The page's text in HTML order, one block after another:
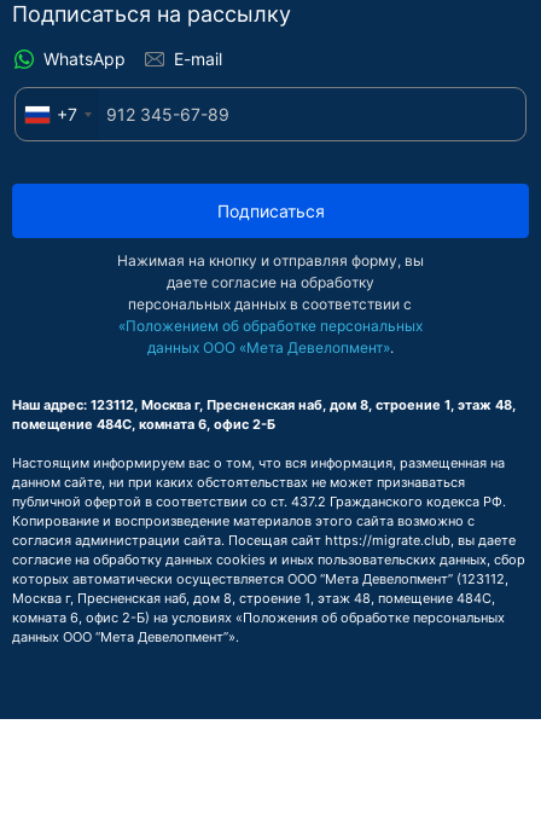
Подписаться на рассылку
WhatsApp E-mail
+7
Подписаться
Нажимая на кнопку и отправляя форму, вы
даете согласие на обработку
персональных данных в соответствии с
«Положением об обработке персональных
данных ООО «Мета Девелопмент».
Наш адрес: 123112, Москва г, Пресненская наб, дом 8, строение 1, этаж 48,
помещение 484С, комната 6, офис 2-Б
Настоящим информируем вас о том, что вся информация, размещенная на
данном сайте, ни при каких обстоятельствах не может признаваться
публичной офертой в соответствии со ст. 437.2 Гражданского кодекса РФ.
Копирование и воспроизведение материалов этого сайта возможно с
согласия администрации сайта. Посещая сайт https://migrate.club, вы даете
согласие на обработку данных cookies и иных пользовательских данных, сбор
которых автоматически осуществляется ООО “Мета Девелопмент” (123112,
Москва г, Пресненская наб, дом 8, строение 1, этаж 48, помещение 484С,
комната 6, офис 2-Б) на условиях «Положения об обработке персональных
данных ООО “Мета Девелопмент”».